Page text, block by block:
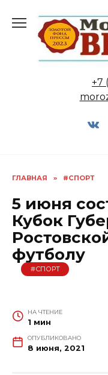
содержанию
+7
ГЛАВНАЯ » #СПОРТ
5 июня
Кубок
футболу
#СПОРТ
НА ЧТЕНИЕ
1 мин
ОПУБЛИКОВАНО
8 июня, 2021